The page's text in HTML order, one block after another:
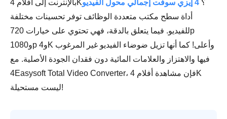
بالإنترنت إلى أفلام 4K؟ 4 إيزي سوفت إجمالي محول الفيديو
أداة سطح مكتب متعددة الوظائف توفر تحسينات مختلفة
للفيديو. فيما يتعلق بالدقة، فهي تحتوي على خيارات 720p
و1080p و4K وأعلى! كما أنها تزيل ضوضاء الفيديو غير المرغوب
فيها والاهتزاز والعلامات المائية دون فقدان الجودة الأصلية. مع
4Easysoft Total Video Converter، فإن مشاهدة أفلام 4K
ليست مستحيلة!